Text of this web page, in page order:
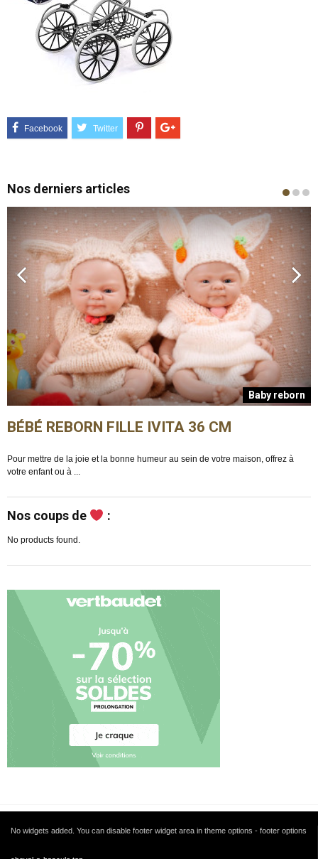
Nos derniers articles
Baby reborn
BÉBÉ REBORN FILLE IVITA 36 CM
Pour mettre de la joie et la bonne humeur au sein de votre maison, offrez à
votre enfant ou à ...
Nos coups de :
No products found.
No widgets added. You can disable footer widget area in theme options - footer options